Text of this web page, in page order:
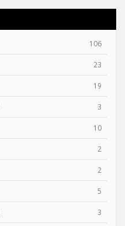
106
23
19
3
10
2
2
5
3